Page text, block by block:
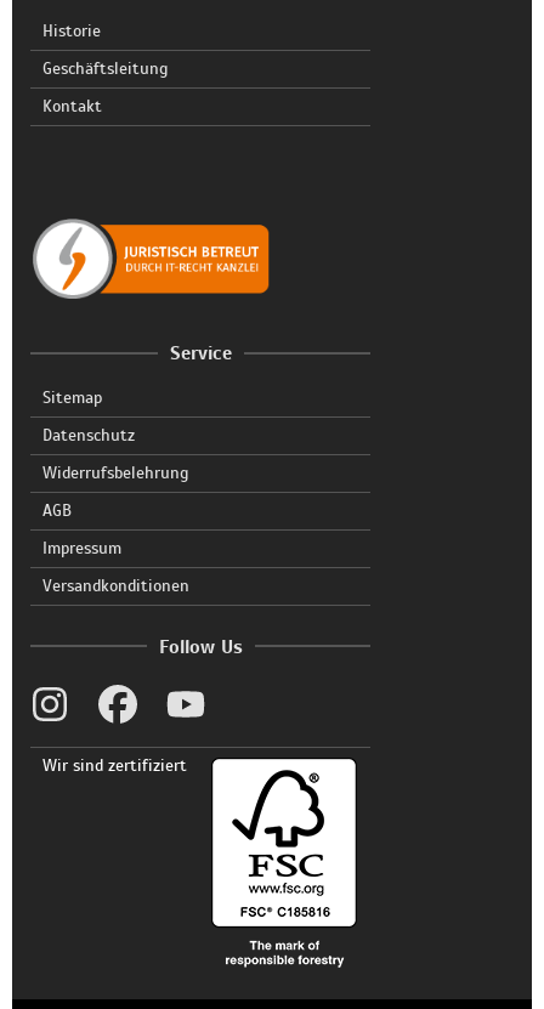
Historie
Geschäftsleitung
Kontakt
Service
Sitemap
Datenschutz
Widerrufsbelehrung
AGB
Impressum
Versandkonditionen
Follow Us
Wir sind zertifiziert